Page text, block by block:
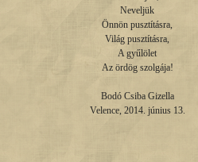
Neveljük
Önnön pusztításra,
Világ pusztításra,
A gyűlölet
Az ördög szolgája!
Bodó Csiba Gizella
Velence, 2014. június 13.